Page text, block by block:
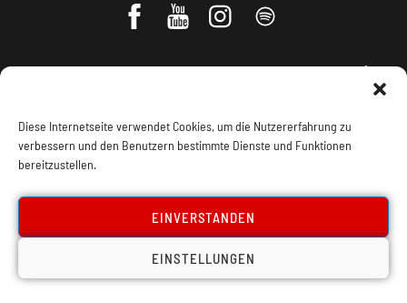
Diese Internetseite verwendet Cookies, um die Nutzererfahrung zu
verbessern und den Benutzern bestimmte Dienste und Funktionen
bereitzustellen.
EINVERSTANDEN
EINSTELLUNGEN
Datenschutz Kontakt